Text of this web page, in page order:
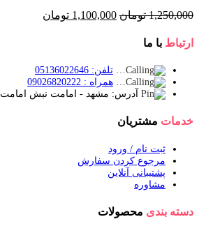
1,250,000 تومان قیمت
1,100,000 تومان
ارتباط با ما
تلفن: 05136022646
همراه : 09026820222
آدرس: مشهد - امامت نبش امامت 34
خدمات مشتریان
ثبت نام / ورود
مرجوع کردن سفارش
پشتیبانی آنلاین
مشاوره
دسته بندی محصولات